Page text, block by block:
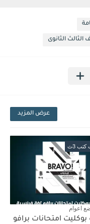
الثالث الثانوى
عرض المزيد
كتب 3ث
اعوام
بوكليت امتحانات برافو